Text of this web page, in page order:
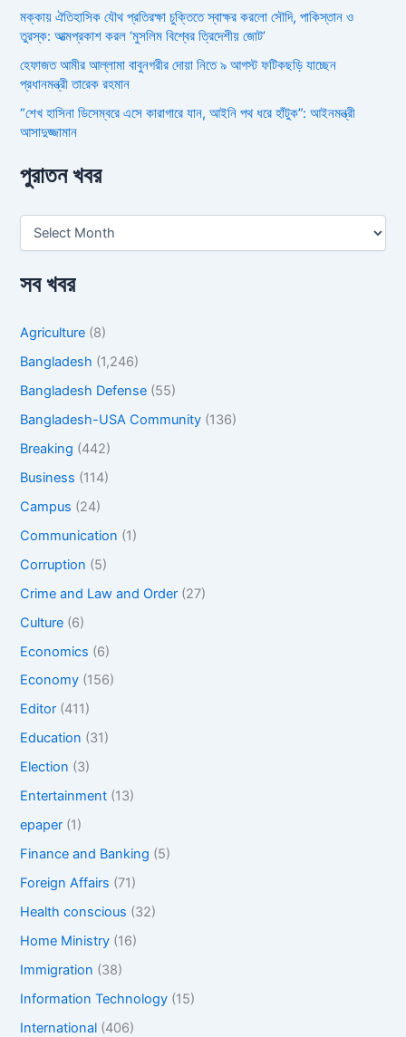
মক্কায় ঐতিহাসিক যৌথ প্রতিরক্ষা চুক্তিতে স্বাক্ষর করলো সৌদি, পাকিস্তান ও
তুরস্ক: আত্মপ্রকাশ করল ‘মুসলিম বিশ্বের ত্রিদেশীয় জোট’
হেফাজত আমীর আল্লামা বাবুনগরীর দোয়া নিতে ৯ আগস্ট ফটিকছড়ি যাচ্ছেন
প্রধানমন্ত্রী তারেক রহমান
“শেখ হাসিনা ডিসেম্বরে এসে কারাগারে যান, আইনি পথ ধরে হাঁটুক”: আইনমন্ত্রী
আসাদুজ্জামান
পুরাতন খবর
সব খবর
Agriculture (8)
Bangladesh (1,246)
Bangladesh Defense (55)
Bangladesh-USA Community (136)
Breaking (442)
Business (114)
Campus (24)
Communication (1)
Corruption (5)
Crime and Law and Order (27)
Culture (6)
Economics (6)
Economy (156)
Editor (411)
Education (31)
Election (3)
Entertainment (13)
epaper (1)
Finance and Banking (5)
Foreign Affairs (71)
Health conscious (32)
Home Ministry (16)
Immigration (38)
Information Technology (15)
International (406)